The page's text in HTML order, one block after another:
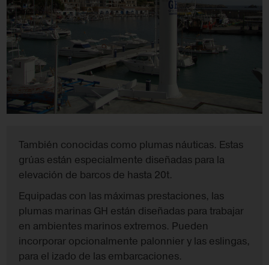
También conocidas como plumas náuticas. Estas
grúas están especialmente diseñadas para la
elevación de barcos de hasta 20t.
Equipadas con las máximas prestaciones, las
plumas marinas GH están diseñadas para trabajar
en ambientes marinos extremos. Pueden
incorporar opcionalmente palonnier y las eslingas,
para el izado de las embarcaciones.